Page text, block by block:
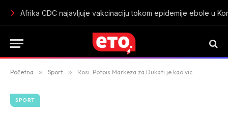
Toplotne pumpe sve traženije: Kako rade, koliko koštaju i
Početna » Sport » Rosi: Potpis Markeza za Dukati je kao vic
SPORT